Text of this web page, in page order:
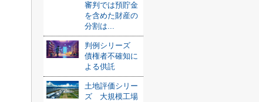
審判では預貯金
を含めた財産の
分割は...
判例シリーズ
債権者不確知に
よる供託
土地評価シリー
ズ 大規模工場